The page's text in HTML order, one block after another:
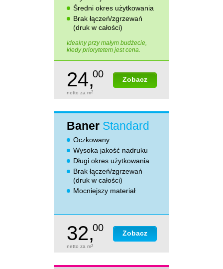
Średni okres użytkowania
Brak łączeń/zgrzewań
(druk w całości)
Idealny przy małym budżecie,
kiedy priorytetem jest cena.
Zobacz
24,00
netto za m2
Baner Standard
Oczkowany
Wysoka jakość nadruku
Długi okres użytkowania
Brak łączeń/zgrzewań
(druk w całości)
Mocniejszy materiał
Zobacz
32,00
netto za m2